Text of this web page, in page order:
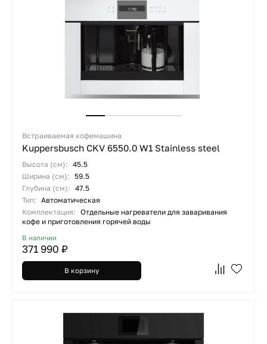
Встраиваемая кофемашина
Kuppersbusch CKV 6550.0 W1 Stainless steel
Высота (см): 45.5
Ширина (см): 59.5
Глубина (см): 47.5
Тип: Автоматическая
Комплектация: Отдельные нагреватели для заваривания
кофе и приготовления горячей воды
В наличии
371 990 ₽
В корзину